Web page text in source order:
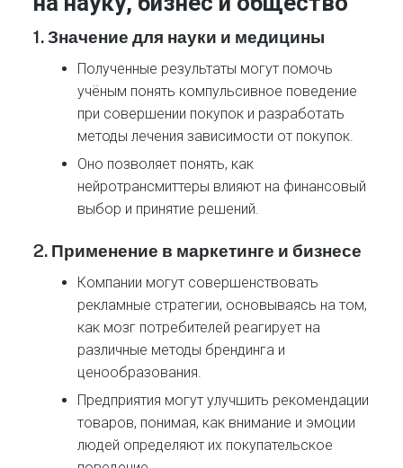
1.Значение для науки и медицины
Полученные результаты могут помочь
учёным понять компульсивное поведение
при совершении покупок и разработать
методы лечения зависимости от покупок.
Оно позволяет понять, как
нейротрансмиттеры влияют на финансовый
выбор и принятие решений.
2. Применение в маркетинге и бизнесе
Компании могут совершенствовать
рекламные стратегии, основываясь на том,
как мозг потребителей реагирует на
различные методы брендинга и
ценообразования.
Предприятия могут улучшить рекомендации
товаров, понимая, как внимание и эмоции
людей определяют их покупательское